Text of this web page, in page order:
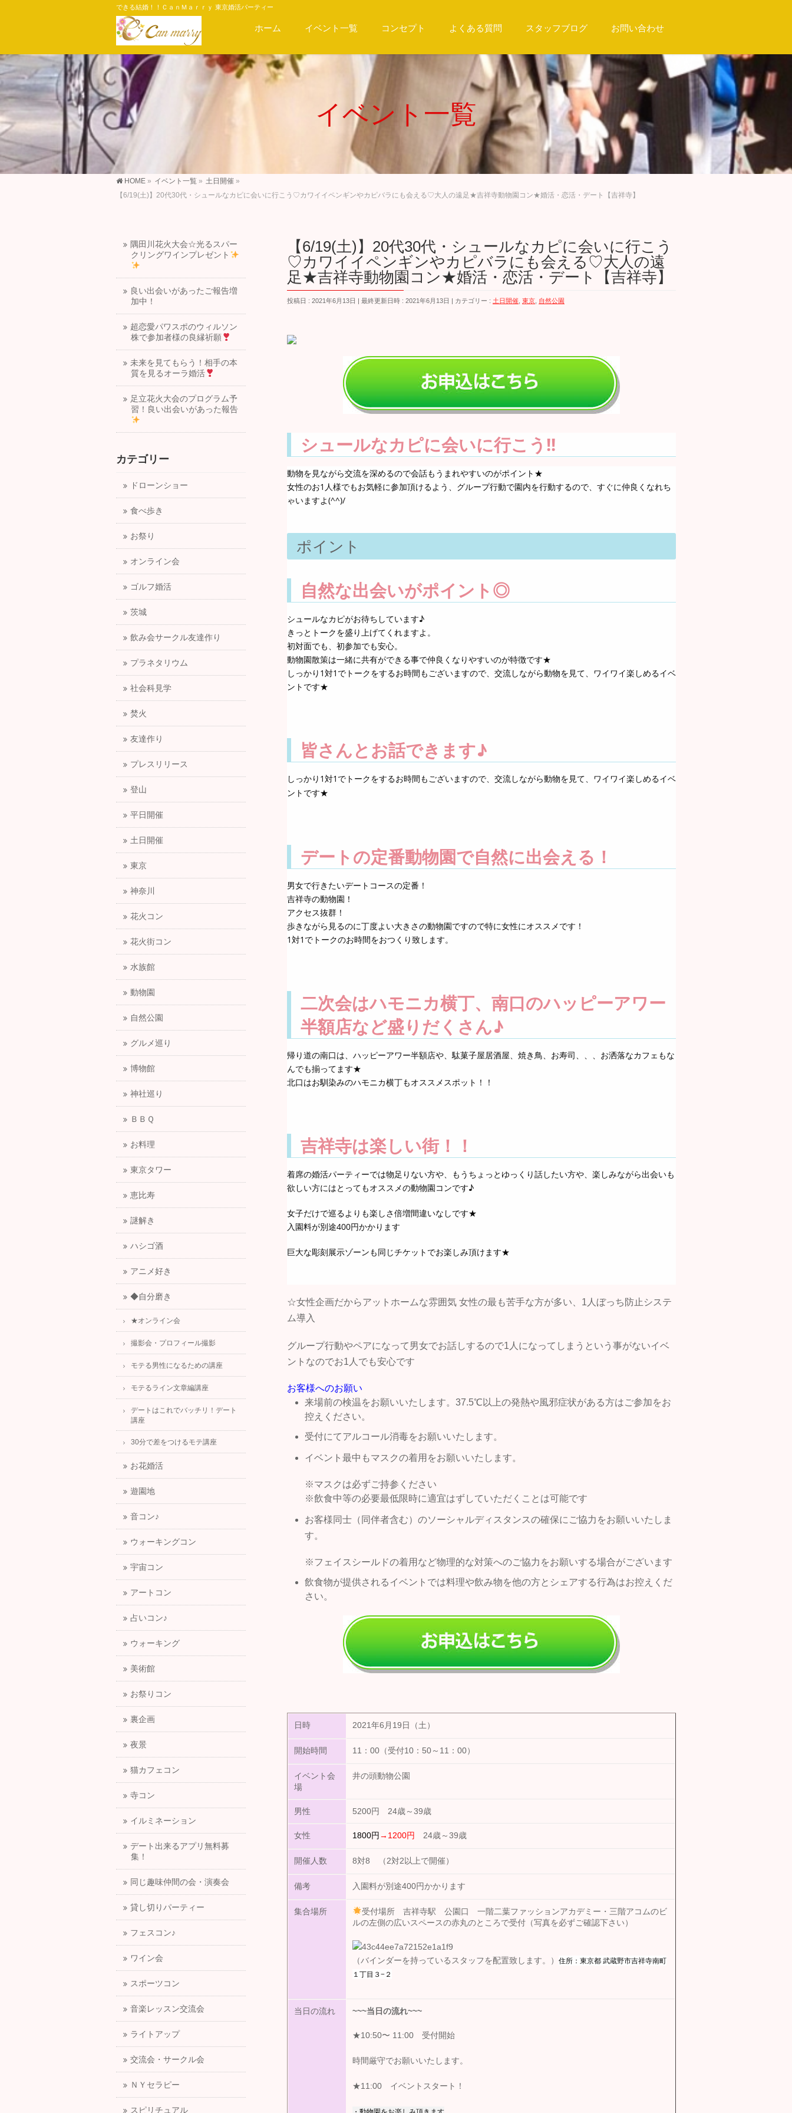
できる結婚！！ＣａｎＭａｒｒｙ 東京婚活パーティー
ホーム イベント一覧 コンセプト よくある質問 スタッフブログ お問い合わせ
イベント一覧
HOME » イベント一覧 » 土日開催 »
【6/19(土)】20代30代・シュールなカピに会いに行こう♡カワイイペンギンやカピバラにも会える♡大人の遠足★吉祥寺動物園コン★婚活・恋活・デート【吉祥寺】
【6/19(土)】20代30代・シュールなカピに会いに行こう
♡カワイイペンギンやカピバラにも会える♡大人の遠
足★吉祥寺動物園コン★婚活・恋活・デート【吉祥寺】
投稿日 : 2021年6月13日 最終更新日時 : 2021年6月13日 カテゴリー : 土日開催 東京 自然公園
シュールなカピに会いに行こう!!
動物を見ながら交流を深めるので会話もうまれやすいのがポイント★
女性のお1人様でもお気軽に参加頂けるよう、グループ行動で園内を行動するので、すぐに仲良くなれち
ゃいますよ(^^)/
ポイント
自然な出会いがポイント◎
シュールなカピがお待ちしています♪
きっとトークを盛り上げてくれますよ。
初対面でも、初参加でも安心。
動物園散策は一緒に共有ができる事で仲良くなりやすいのが特徴です★
しっかり1対1でトークをするお時間もございますので、交流しながら動物を見て、ワイワイ楽しめるイベ
ントです★
皆さんとお話できます♪
しっかり1対1でトークをするお時間もございますので、交流しながら動物を見て、ワイワイ楽しめるイベ
ントです★
デートの定番動物園で自然に出会える！
男女で行きたいデートコースの定番！
吉祥寺の動物園！
アクセス抜群！
歩きながら見るのに丁度よい大きさの動物園ですので特に女性にオススメです！
1対1でトークのお時間をおつくり致します。
二次会はハモニカ横丁、南口のハッピーアワー
半額店など盛りだくさん♪
帰り道の南口は、ハッピーアワー半額店や、駄菓子屋居酒屋、焼き鳥、お寿司、、、お洒落なカフェもな
んでも揃ってます★
北口はお馴染みのハモニカ横丁もオススメスポット！！
吉祥寺は楽しい街！！
着席の婚活パーティーでは物足りない方や、もうちょっとゆっくり話したい方や、楽しみながら出会いも
欲しい方にはとってもオススメの動物園コンです♪
女子だけで巡るよりも楽しさ倍増間違いなしです★
入園料が別途400円かかります
巨大な彫刻展示ゾーンも同じチケットでお楽しみ頂けます★
☆女性企画だからアットホームな雰囲気 女性の最も苦手な方が多い、1人ぼっち防止システ
ム導入
グループ行動やペアになって男女でお話しするので1人になってしまうという事がないイベ
ントなのでお1人でも安心です
お客様へのお願い
来場前の検温をお願いいたします。37.5℃以上の発熱や風邪症状がある方はご参加をお
控えください。
受付にてアルコール消毒をお願いいたします。
イベント最中もマスクの着用をお願いいたします。
※マスクは必ずご持参ください
※飲食中等の必要最低限時に適宜はずしていただくことは可能です
お客様同士（同伴者含む）のソーシャルディスタンスの確保にご協力をお願いいたしま
す。
※フェイスシールドの着用など物理的な対策へのご協力をお願いする場合がございます
飲食物が提供されるイベントでは料理や飲み物を他の方とシェアする行為はお控えくだ
さい。
日時 2021年6月19日（土）
開始時間 11：00（受付10：50～11：00）
イベント会
場
井の頭動物公園
男性 5200円 24歳～39歳
女性 1800円 →1200円 24歳～39歳
開催人数 8対8 （2対2以上で開催）
備考 入園料が別途400円かかります
集合場所
受付場所 吉祥寺駅 公園口 一階二葉ファッションアカデミー・三階アコムのビ
ルの左側の広いスペースの赤丸のところで受付（写真を必ずご確認下さい）
（バインダーを持っているスタッフを配置致します。） 住所： 東京都 武蔵野市吉祥寺南町
１丁目３−２
当日の流れ ~~~当日の流れ~~~
★10:50〜 11:00 受付開始
時間厳守でお願いいたします。
★11:00 イベントスタート！
隅田川花火大会☆光るスパー
クリングワインプレゼント
良い出会いがあったご報告増
加中！
超恋愛パワスポのウィルソン
株で参加者様の良縁祈願
未来を見てもらう！相手の本
質を見るオーラ婚活
足立花火大会のプログラム予
習！良い出会いがあった報告
カテゴリー
ドローンショー
食べ歩き
お祭り
オンライン会
ゴルフ婚活
茨城
飲み会サークル友達作り
プラネタリウム
社会科見学
焚火
友達作り
プレスリリース
登山
平日開催
土日開催
東京
神奈川
花火コン
花火街コン
水族館
動物園
自然公園
グルメ巡り
博物館
神社巡り
ＢＢＱ
お料理
東京タワー
恵比寿
謎解き
ハシゴ酒
アニメ好き
◆自分磨き
★オンライン会
撮影会・プロフィール撮影
モテる男性になるための講座
モテるライン文章編講座
デートはこれでバッチリ！デート
講座
30分で差をつけるモテ講座
お花婚活
遊園地
音コン♪
ウォーキングコン
宇宙コン
アートコン
占いコン♪
ウォーキング
美術館
お祭りコン
裏企画
夜景
猫カフェコン
寺コン
イルミネーション
デート出来るアプリ無料募
集！
同じ趣味仲間の会・演奏会
貸し切りパーティー
フェスコン♪
ワイン会
スポーツコン
音楽レッスン交流会
ライトアップ
交流会・サークル会
ＮＹセラピー
スピリチュアル